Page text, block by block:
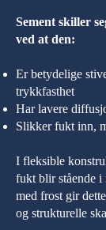
Sement skiller
ved at den:
Er betydelige
trykkfasthet
Har lavere
Slikker fukt inn,
I fleksible
fukt blir stående
med frost gir
og strukturelle